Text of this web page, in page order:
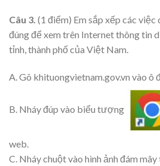
Câu 3. (1 điểm) Em sắp xếp các
đúng để xem trên Internet thông tin
tỉnh, thành phố của Việt Nam.
A. Gõ khituongvietnam.gov.vn vào ô
B. Nháy đúp vào biểu tượng
web.
C. Nháy chuột vào hình ảnh đám